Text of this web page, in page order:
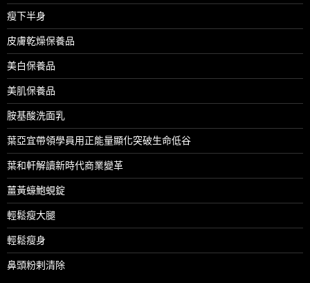
瘦下半身
皮膚乾燥保養品
美白保養品
美肌保養品
胺基酸洗面乳
葉亞宜帶領學員用正能量顯化突破生命低谷
葉和軒解讀新時代商業變革
薑黃蠔鮑蜆錠
輕鬆瘦大腿
輕鬆瘦身
鼻頭粉剌清除